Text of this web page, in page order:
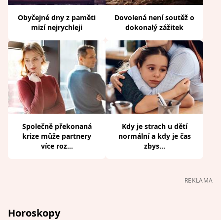
Obyčejné dny z paměti
mizí nejrychleji
Dovolená není soutěž o
dokonalý zážitek
Společně překonaná
krize může partnery
více roz...
Kdy je strach u dětí
normální a kdy je čas
zbys...
REKLAMA
Horoskopy